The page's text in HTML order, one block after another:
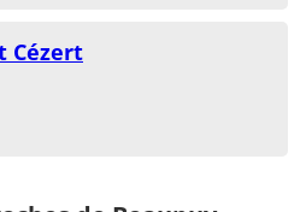
Cézert